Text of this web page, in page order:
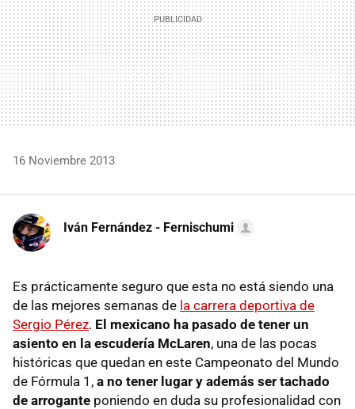
16 Noviembre 2013
Iván Fernández - Fernischumi
Es prácticamente seguro que esta no está siendo una
de las mejores semanas de la carrera deportiva de
Sergio Pérez. El mexicano ha pasado de tener un
asiento en la escudería McLaren, una de las pocas
históricas que quedan en este Campeonato del Mundo
de Fórmula 1, a no tener lugar y además ser tachado
de arrogante poniendo en duda su profesionalidad con